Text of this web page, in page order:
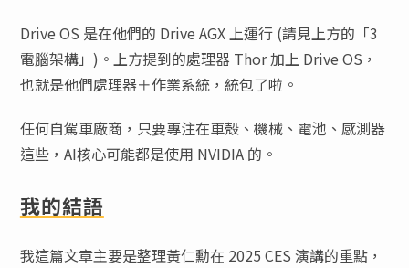
Drive OS 是在他們的 Drive AGX 上運行 (請見上方的「3
電腦架構」)。上方提到的處理器 Thor 加上 Drive OS，
也就是他們處理器＋作業系統，統包了啦。
任何自駕車廠商，只要專注在車殼、機械、電池、感測器
這些，AI核心可能都是使用 NVIDIA 的。
我的結語
我這篇文章主要是整理黃仁勳在 2025 CES 演講的重點，